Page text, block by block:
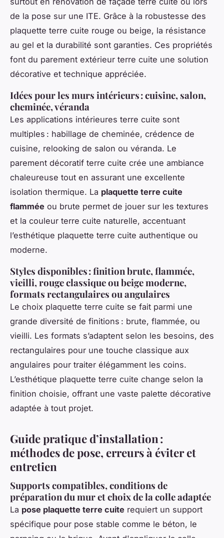
de la pose sur une ITE. Grâce à la robustesse des
plaquette terre cuite rouge ou beige, la résistance
au gel et la durabilité sont garanties. Ces propriétés
font du parement extérieur terre cuite une solution
décorative et technique appréciée.
Idées pour les murs intérieurs : cuisine, salon,
cheminée, véranda
Les applications intérieures terre cuite sont
multiples : habillage de cheminée, crédence de
cuisine, relooking de salon ou véranda. Le
parement décoratif terre cuite crée une ambiance
chaleureuse tout en assurant une excellente
isolation thermique. La plaquette terre cuite
flammée ou brute permet de jouer sur les textures
et la couleur terre cuite naturelle, accentuant
l’esthétique plaquette terre cuite authentique ou
moderne.
Styles disponibles : finition brute, flammée,
vieilli, rouge classique ou beige moderne,
formats rectangulaires ou angulaires
Le choix plaquette terre cuite se fait parmi une
grande diversité de finitions : brute, flammée, ou
vieilli. Les formats s’adaptent selon les besoins, des
rectangulaires pour une touche classique aux
angulaires pour traiter élégamment les coins.
L’esthétique plaquette terre cuite change selon la
finition choisie, offrant une vaste palette décorative
adaptée à tout projet.
Guide pratique d’installation :
méthodes de pose, erreurs à éviter et
entretien
Supports compatibles, conditions de
préparation du mur et choix de la colle adaptée
La pose plaquette terre cuite requiert un support
spécifique pour pose stable comme le béton, le